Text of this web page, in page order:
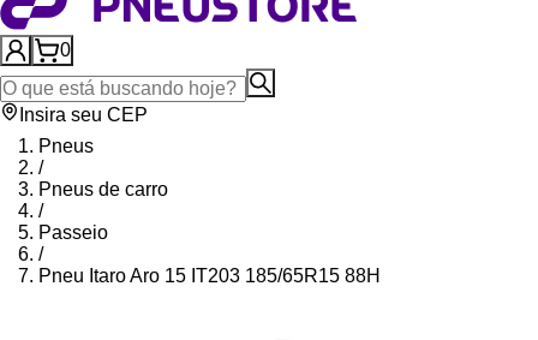
0
Insira seu CEP
Pneus
/
Pneus de carro
/
Passeio
/
Pneu Itaro Aro 15 IT203 185/65R15 88H